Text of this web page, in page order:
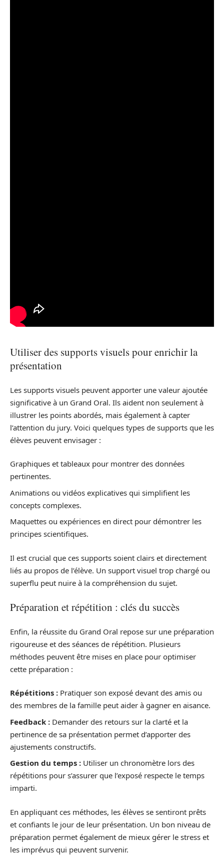
Utiliser des supports visuels pour enrichir la
présentation
Les supports visuels peuvent apporter une valeur ajoutée
significative à un Grand Oral. Ils aident non seulement à
illustrer les points abordés, mais également à capter
l’attention du jury. Voici quelques types de supports que les
élèves peuvent envisager :
Graphiques et tableaux pour montrer des données
pertinentes.
Animations ou vidéos explicatives qui simplifient les
concepts complexes.
Maquettes ou expériences en direct pour démontrer les
principes scientifiques.
Il est crucial que ces supports soient clairs et directement
liés au propos de l’élève. Un support visuel trop chargé ou
superflu peut nuire à la compréhension du sujet.
Préparation et répétition : clés du succès
Enfin, la réussite du Grand Oral repose sur une préparation
rigoureuse et des séances de répétition. Plusieurs
méthodes peuvent être mises en place pour optimiser
cette préparation :
Répétitions : Pratiquer son exposé devant des amis ou
des membres de la famille peut aider à gagner en aisance.
Feedback : Demander des retours sur la clarté et la
pertinence de sa présentation permet d’apporter des
ajustements constructifs.
Gestion du temps : Utiliser un chronomètre lors des
répétitions pour s’assurer que l’exposé respecte le temps
imparti.
En appliquant ces méthodes, les élèves se sentiront prêts
et confiants le jour de leur présentation. Un bon niveau de
préparation permet également de mieux gérer le stress et
les imprévus qui peuvent survenir.